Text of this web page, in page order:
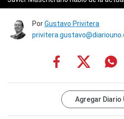
PorGustavo Privitera
Agregar Diario